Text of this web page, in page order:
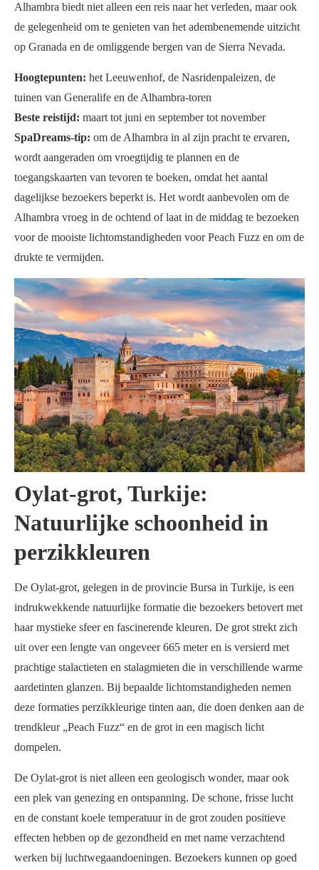
Alhambra biedt niet alleen een reis naar het verleden, maar ook
de gelegenheid om te genieten van het adembenemende uitzicht
op Granada en de omliggende bergen van de Sierra Nevada.
Hoogtepunten: het Leeuwenhof, de Nasridenpaleizen, de
tuinen van Generalife en de Alhambra-toren
Beste reistijd: maart tot juni en september tot november
SpaDreams-tip: om de Alhambra in al zijn pracht te ervaren,
wordt aangeraden om vroegtijdig te plannen en de
toegangskaarten van tevoren te boeken, omdat het aantal
dagelijkse bezoekers beperkt is. Het wordt aanbevolen om de
Alhambra vroeg in de ochtend of laat in de middag te bezoeken
voor de mooiste lichtomstandigheden voor Peach Fuzz en om de
drukte te vermijden.
Oylat-grot, Turkije:
Natuurlijke schoonheid in
perzikkleuren
De Oylat-grot, gelegen in de provincie Bursa in Turkije, is een
indrukwekkende natuurlijke formatie die bezoekers betovert met
haar mystieke sfeer en fascinerende kleuren. De grot strekt zich
uit over een lengte van ongeveer 665 meter en is versierd met
prachtige stalactieten en stalagmieten die in verschillende warme
aardetinten glanzen. Bij bepaalde lichtomstandigheden nemen
deze formaties perzikkleurige tinten aan, die doen denken aan de
trendkleur „Peach Fuzz“ en de grot in een magisch licht
dompelen.
De Oylat-grot is niet alleen een geologisch wonder, maar ook
een plek van genezing en ontspanning. De schone, frisse lucht
en de constant koele temperatuur in de grot zouden positieve
effecten hebben op de gezondheid en met name verzachtend
werken bij luchtwegaandoeningen. Bezoekers kunnen op goed